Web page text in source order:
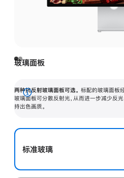
玻璃面板
两种抗反射玻璃面板可选。 标配的玻璃面板
玻璃面板可分散反射光，从而进一步减少反
持出色画质。
展
开
标准玻璃